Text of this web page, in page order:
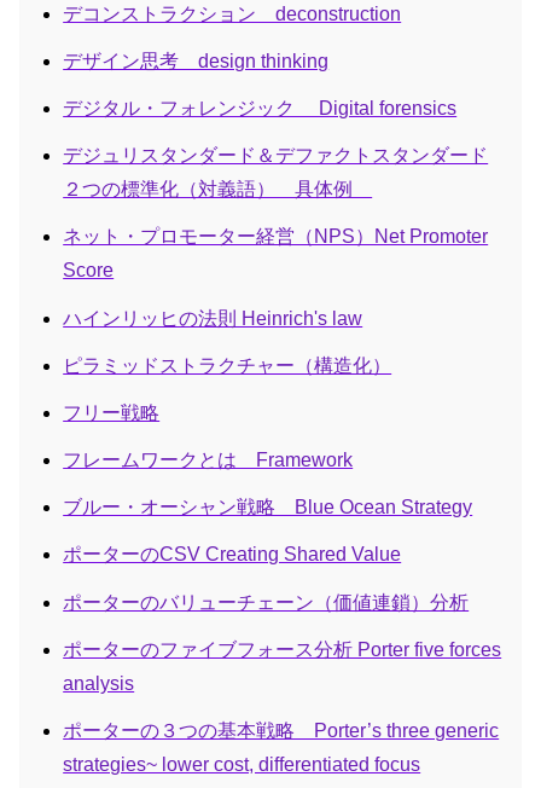
デコンストラクション deconstruction
デザイン思考 design thinking
デジタル・フォレンジック Digital forensics
デジュリスタンダード＆デファクトスタンダード
２つの標準化（対義語） 具体例
ネット・プロモーター経営（NPS）Net Promoter
Score
ハインリッヒの法則 Heinrich's law
ピラミッドストラクチャー（構造化）
フリー戦略
フレームワークとは Framework
ブルー・オーシャン戦略 Blue Ocean Strategy
ポーターのCSV Creating Shared Value
ポーターのバリューチェーン（価値連鎖）分析
ポーターのファイブフォース分析 Porter five forces
analysis
ポーターの３つの基本戦略 Porter’s three generic
strategies~ lower cost, differentiated focus